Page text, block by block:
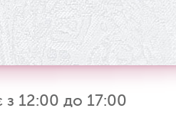
12:00 до 17:00